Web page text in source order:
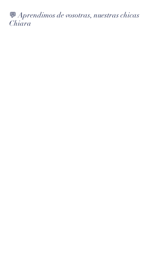
💬 Aprendimos de vosotras, nuestras chicas
Chiara